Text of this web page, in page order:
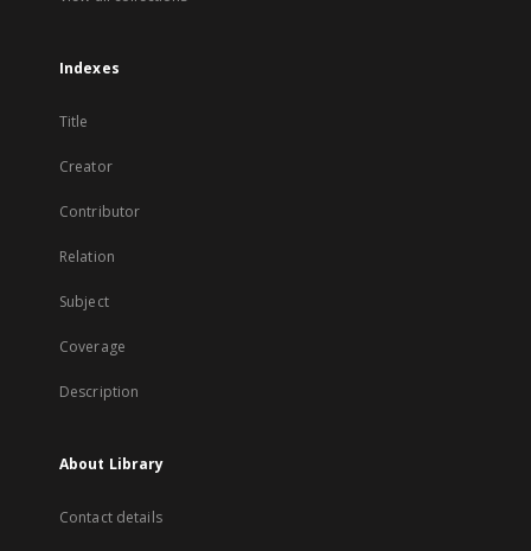
Indexes
Title
Creator
Contributor
Relation
Subject
Coverage
Description
About Library
Contact details